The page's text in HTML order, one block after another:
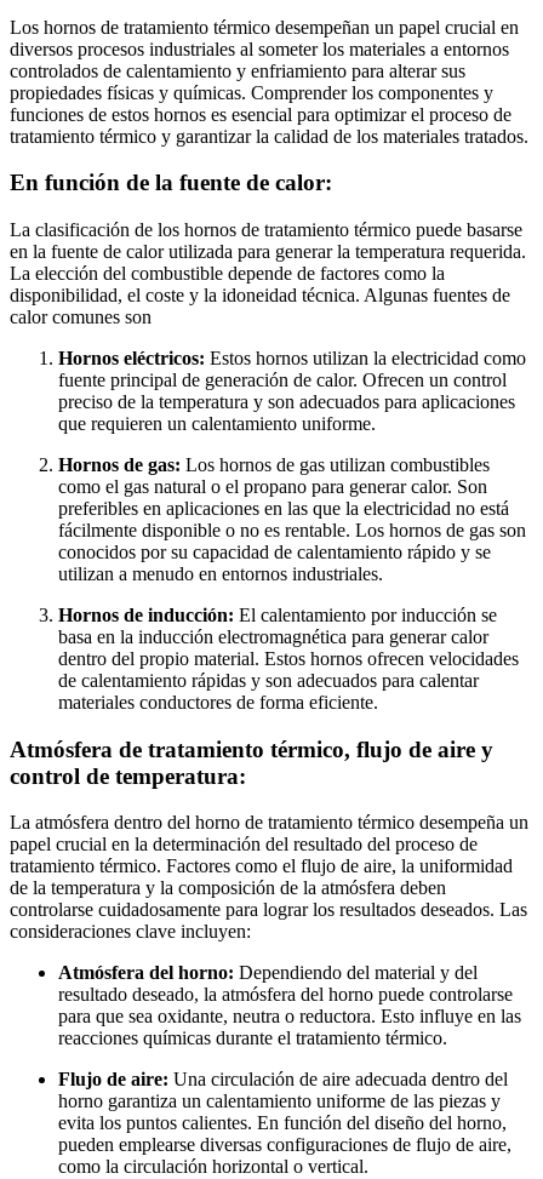
Los hornos de tratamiento térmico desempeñan un papel crucial en
diversos procesos industriales al someter los materiales a entornos
controlados de calentamiento y enfriamiento para alterar sus
propiedades físicas y químicas. Comprender los componentes y
funciones de estos hornos es esencial para optimizar el proceso de
tratamiento térmico y garantizar la calidad de los materiales tratados.
En función de la fuente de calor:
La clasificación de los hornos de tratamiento térmico puede basarse
en la fuente de calor utilizada para generar la temperatura requerida.
La elección del combustible depende de factores como la
disponibilidad, el coste y la idoneidad técnica. Algunas fuentes de
calor comunes son
Hornos eléctricos: Estos hornos utilizan la electricidad como
fuente principal de generación de calor. Ofrecen un control
preciso de la temperatura y son adecuados para aplicaciones
que requieren un calentamiento uniforme.
Hornos de gas: Los hornos de gas utilizan combustibles
como el gas natural o el propano para generar calor. Son
preferibles en aplicaciones en las que la electricidad no está
fácilmente disponible o no es rentable. Los hornos de gas son
conocidos por su capacidad de calentamiento rápido y se
utilizan a menudo en entornos industriales.
Hornos de inducción: El calentamiento por inducción se
basa en la inducción electromagnética para generar calor
dentro del propio material. Estos hornos ofrecen velocidades
de calentamiento rápidas y son adecuados para calentar
materiales conductores de forma eficiente.
Atmósfera de tratamiento térmico, flujo de aire y
control de temperatura:
La atmósfera dentro del horno de tratamiento térmico desempeña un
papel crucial en la determinación del resultado del proceso de
tratamiento térmico. Factores como el flujo de aire, la uniformidad
de la temperatura y la composición de la atmósfera deben
controlarse cuidadosamente para lograr los resultados deseados. Las
consideraciones clave incluyen:
Atmósfera del horno: Dependiendo del material y del
resultado deseado, la atmósfera del horno puede controlarse
para que sea oxidante, neutra o reductora. Esto influye en las
reacciones químicas durante el tratamiento térmico.
Flujo de aire: Una circulación de aire adecuada dentro del
horno garantiza un calentamiento uniforme de las piezas y
evita los puntos calientes. En función del diseño del horno,
pueden emplearse diversas configuraciones de flujo de aire,
como la circulación horizontal o vertical.